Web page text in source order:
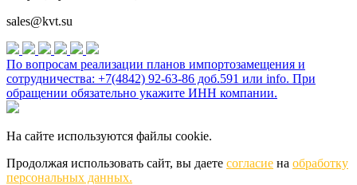
sales@kvt.su
По вопросам реализации планов импортозамещения и
сотрудничества: +7(4842) 92-63-86 доб.591 или info. При
обращении обязательно укажите ИНН компании.
На сайте используются файлы cookie.
Продолжая использовать сайт, вы даете согласие на обработку
персональных данных.